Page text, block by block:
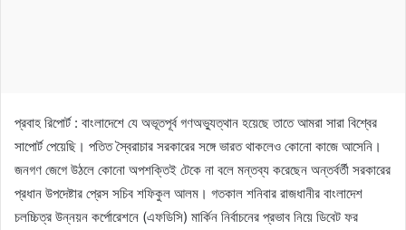
প্রবাহ রিপোর্ট : বাংলাদেশে যে অভূতপূর্ব গণঅভ্যুত্থান হয়েছে তাতে আমরা সারা বিশ্বের
সাপোর্ট পেয়েছি। পতিত স্বৈরাচার সরকারের সঙ্গে ভারত থাকলেও কোনো কাজে আসেনি।
জনগণ জেগে উঠলে কোনো অপশক্তিই টেকে না বলে মন্তব্য করেছেন অন্তর্বর্তী সরকারের
প্রধান উপদেষ্টার প্রেস সচিব শফিকুল আলম। গতকাল শনিবার রাজধানীর বাংলাদেশ
চলচ্চিত্র উন্নয়ন কর্পোরেশনে (এফডিসি) মার্কিন নির্বাচনের প্রভাব নিয়ে ডিবেট ফর